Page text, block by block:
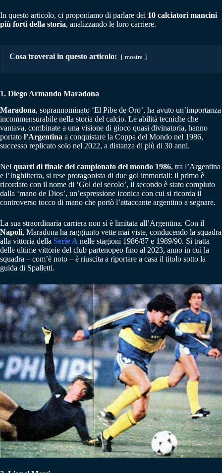
In questo articolo, ci proponiamo di parlare dei 10 calciatori mancini
più forti della storia, analizzando le loro carriere.
Cosa troverai in questo articolo: mostra
1. Diego Armando Maradona
Maradona, soprannominato ‘El Pibe de Oro’, ha avuto un’importanza
incommensurabile nella storia del calcio. Le abilità tecniche che
vantava, combinate a una visione di gioco quasi divinatoria, hanno
portato l’Argentina a conquistare la Coppa del Mondo nel 1986,
successo replicato solo nel 2022, a distanza di più di 30 anni.
Nei quarti di finale del campionato del mondo 1986, tra l’Argentina
e l’Inghilterra, si rese protagonista di due gol immortali: il primo è
ricordato con il nome di ‘Gol del secolo’, il secondo è stato compiuto
dalla ‘mano de Dios’, un’espressione iconica con cui si ricorda il
controverso tocco di mano che portò l’attaccante argentino a segnare.
La sua straordinaria carriera non si è limitata all’Argentina. Con il
Napoli, Maradona ha raggiunto vette mai viste, conducendo la squadra
alla vittoria della Serie A nelle stagioni 1986/87 e 1989/90. Si tratta
delle ultime vittorie del club partenopeo fino al 2023, anno in cui la
squadra – com’è noto – è riuscita a riportare a casa il titolo sotto la
guida di Spalletti.